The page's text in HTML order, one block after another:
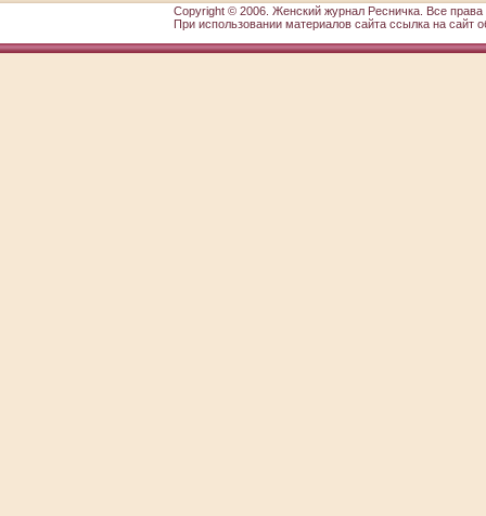
Copyright © 2006. Женский журнал Ресничка . Все
При использовании материалов сайта ссылка на сайт